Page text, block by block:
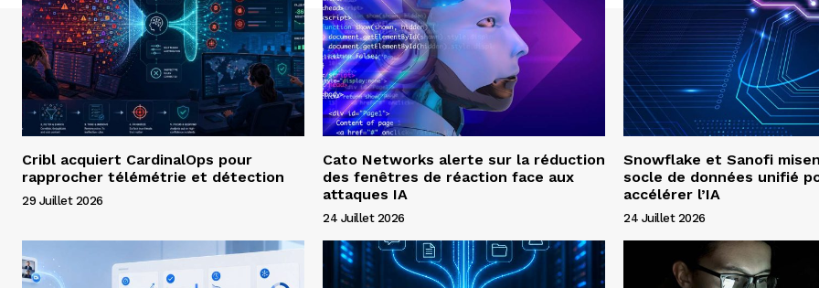
Cribl acquiert CardinalOps pour
rapprocher télémétrie et détection
29 Juillet 2026
Cato Networks alerte sur la réduction
des fenêtres de réaction face aux
attaques IA
24 Juillet 2026
Snowflake et Sanofi
socle de données unifié
accélérer l’IA
24 Juillet 2026